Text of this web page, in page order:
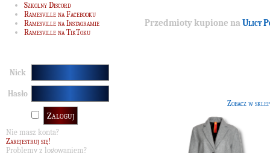
Szkolny Discord
Ramesville na Facebooku
Ramesville na Instagramie
Ramesville na TikToku
Nick
Hasło
Nie masz konta?
Zarejestruj się!
Problemy z logowaniem?
Przedmioty kupione naUlicy
Zobacz w